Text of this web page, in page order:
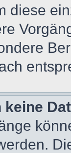
diese
keine